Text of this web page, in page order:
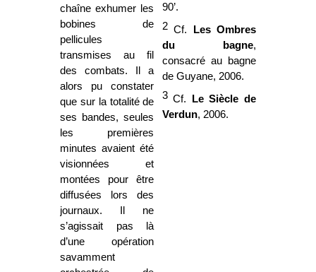
chaîne exhumer les
bobines de
pellicules
transmises au fil
des combats. Il a
alors pu constater
que sur la totalité de
ses bandes, seules
les premières
minutes avaient été
visionnées et
montées pour être
diffusées lors des
journaux. Il ne
s’agissait pas là
d’une opération
savamment
90’.
2Cf.
Les Ombres
du bagne,
consacré au bagne
de Guyane, 2006.
3Cf.
Le Siècle de
Verdun, 2006.